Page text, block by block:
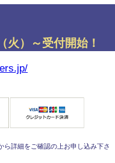
火）～受付開始！
詳細をご確認の上お申し込み下さ